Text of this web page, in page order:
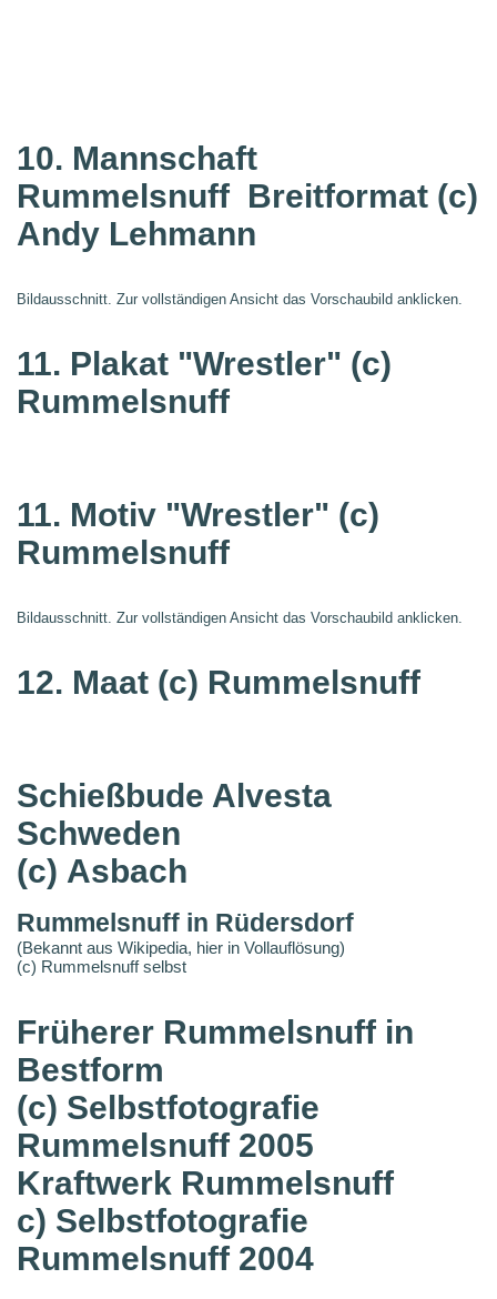
10. Mannschaft
Rummelsnuff Breitformat (c)
Andy Lehmann
Bildausschnitt. Zur vollständigen Ansicht das Vorschaubild anklicken.
11. Plakat "Wrestler" (c)
Rummelsnuff
11. Motiv "Wrestler" (c)
Rummelsnuff
Bildausschnitt. Zur vollständigen Ansicht das Vorschaubild anklicken.
12. Maat (c) Rummelsnuff
Schießbude Alvesta
Schweden
(c) Asbach
Rummelsnuff in Rüdersdorf
(Bekannt aus Wikipedia, hier in Vollauflösung)
(c) Rummelsnuff selbst
Früherer Rummelsnuff in
Bestform
(c) Selbstfotografie
Rummelsnuff 2005
Kraftwerk Rummelsnuff
c) Selbstfotografie
Rummelsnuff 2004